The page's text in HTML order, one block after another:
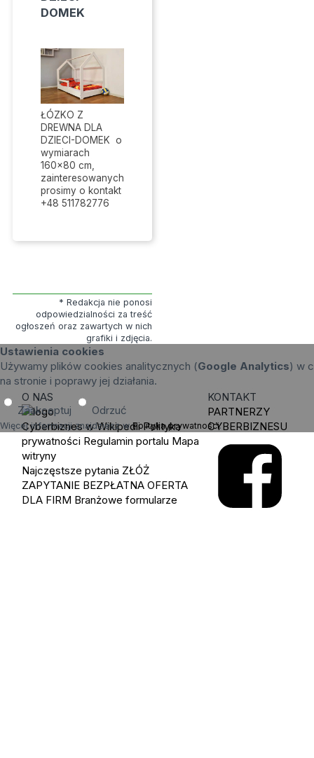
DOMEK
ŁÓZKO Z
DREWNA DLA
DZIECI-DOMEK o
wymiarach
160x80 cm,
zainteresowanych
prosimy o kontakt
+48 511782776
* Redakcja nie ponosi
odpowiedzialności za treść
ogłoszeń oraz zawartych w nich
grafiki i zdjęcia.
Ustawienia cookies
Używamy plików cookies analitycznych (Google Analytics) w
na stronie i poprawy jej działania.
Zaakceptuj Odrzuć
Więcej informacji znajdziesz wPolityka prywatności.
O NAS
Cyberbiznes w Wikipedii Polityka
prywatności Regulamin portalu Mapa
witryny
Najczęstsze pytania ZŁÓŻ
ZAPYTANIE BEZPŁATNA OFERTA
DLA FIRM Branżowe formularze
KONTAKT
PARTNERZY
CYBERBIZNESU